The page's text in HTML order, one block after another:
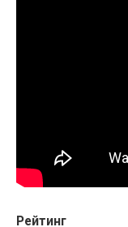
Рейтинг